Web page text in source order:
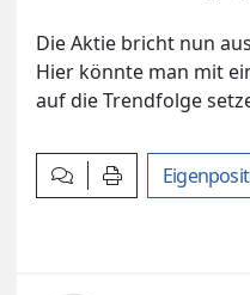
Die Aktie bricht nun
Hier könnte man mit
auf die Trendfolge
KommentarArtikel drucken